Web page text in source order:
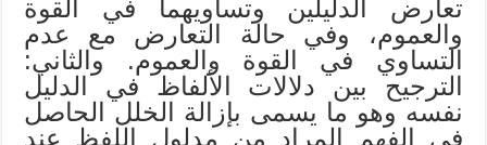
تعارض الدليلين وتساويهما في القوة
والعموم، وفي حالة التعارض مع عدم
التساوي في القوة والعموم. والثاني:
الترجيح بين دلالات الألفاظ في الدليل
نفسه وهو ما يسمى بإزالة الخلل الحاصل
في الفهم المراد من مدلول اللفظ عند